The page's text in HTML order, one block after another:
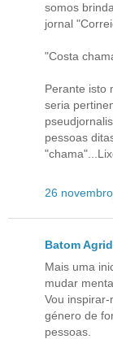
somos
jornal
"Costa
Perante isto
seria
pessoas
26
Batom
Mais uma
mudar
Vou
género de
pessoas.